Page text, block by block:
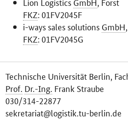
FKZ: 01FV2045F
i-ways sales solutions GmbH
FKZ: 01FV2045G
Technische Universität Berlin,
Prof. Dr.-Ing. Frank Straube
030/314-22877
sekretariat@logistik.tu-berlin.de